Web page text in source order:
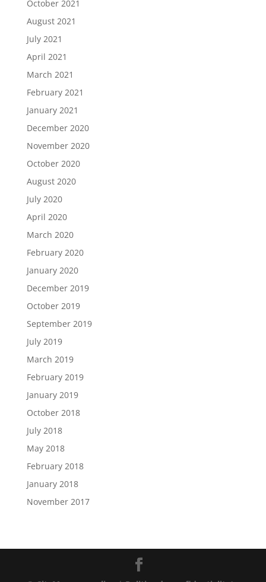
October 2021
August 2021
July 2021
April 2021
March 2021
February 2021
January 2021
December 2020
November 2020
October 2020
August 2020
July 2020
April 2020
March 2020
February 2020
January 2020
December 2019
October 2019
September 2019
July 2019
March 2019
February 2019
January 2019
October 2018
July 2018
May 2018
February 2018
January 2018
November 2017